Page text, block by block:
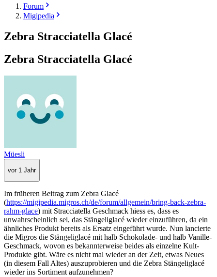
Forum
Migipedia
Zebra Stracciatella Glacé
Zebra Stracciatella Glacé
Müesli
vor 1 Jahr
Im früheren Beitrag zum Zebra Glacé
(https://migipedia.migros.ch/de/forum/allgemein/bring-back-zebra-
rahm-glace) mit Stracciatella Geschmack hiess es, dass es
unwahrscheinlich sei, das Stängeliglacé wieder einzuführen, da ein
ähnliches Produkt bereits als Ersatz eingeführt wurde. Nun lancierte
die Migros die Stängeliglacé mit halb Schokolade- und halb Vanille-
Geschmack, wovon es bekannterweise beides als einzelne Kult-
Produkte gibt. Wäre es nicht mal wieder an der Zeit, etwas Neues
(in diesem Fall Altes) auszuprobieren und die Zebra Stängeliglacé
wieder ins Sortiment aufzunehmen?